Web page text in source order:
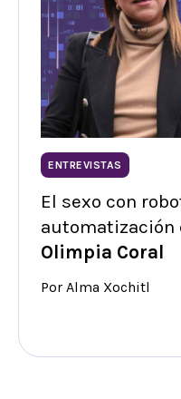
ENTREVISTAS
El sexo con
automatización
Olimpia Coral
Por Alma Xochitl